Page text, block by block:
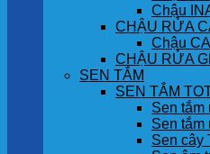
Chậu
CHẬU RỬA
Chậu
CHẬU RỬA
SEN TẮM
SEN TẮM
Sen tắm
Sen tắm
Sen cây